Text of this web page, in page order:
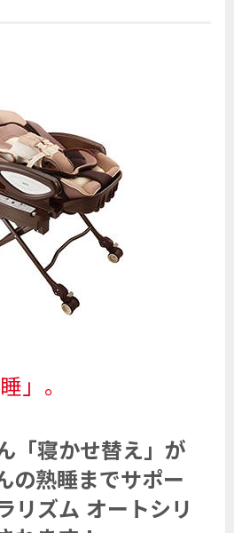
」。
「寝かせ替え」が
の熟睡までサポー
リズム オートシリ